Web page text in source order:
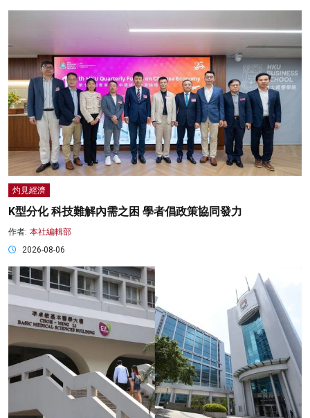
灼見經濟
K型分化 科技難解內需之困 學者倡政策協同發力
作者: 本社編輯部
2026-08-06